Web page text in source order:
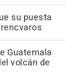
su puesta
Guatemala
volcán de